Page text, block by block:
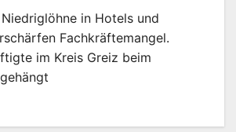
in Hotels und
Fachkräftemangel.
im Kreis Greiz beim